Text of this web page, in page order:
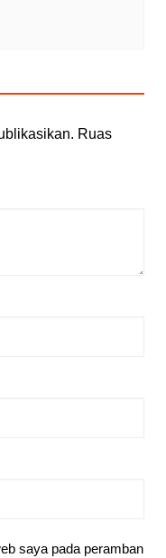
Ruas
saya pada peramban